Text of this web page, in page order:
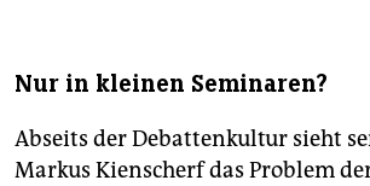
Nur in kleinen Seminaren?
Abseits der Debattenkultur sieht
Markus Kienscherf das Problem